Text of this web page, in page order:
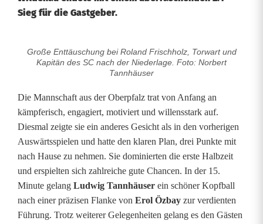
Sieg für die Gastgeber.
t
t
e
r
e
u
Große Enttäuschung bei Roland Frischholz, Torwart und
Kapitän des SC nach der Niederlage. Foto: Norbert
Tannhäuser
Die Mannschaft aus der Oberpfalz trat von Anfang an
kämpferisch, engagiert, motiviert und willensstark auf.
Diesmal zeigte sie ein anderes Gesicht als in den vorherigen
Auswärtsspielen und hatte den klaren Plan, drei Punkte mit
nach Hause zu nehmen. Sie dominierten die erste Halbzeit
und erspielten sich zahlreiche gute Chancen. In der 15.
Minute gelang Ludwig Tannhäuser ein schöner Kopfball
nach einer präzisen Flanke von Erol Özbay zur verdienten
Führung. Trotz weiterer Gelegenheiten gelang es den Gästen